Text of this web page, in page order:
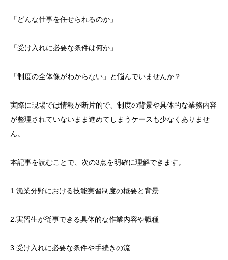
「どんな仕事を任せられるのか」
「受け入れに必要な条件は何か」
「制度の全体像がわからない」と悩んでいませんか？
実際に現場では情報が断片的で、制度の背景や具体的な業務内容
が整理されていないまま進めてしまうケースも少なくありませ
ん。
本記事を読むことで、次の3点を明確に理解できます。
1.漁業分野における技能実習制度の概要と背景
2.実習生が従事できる具体的な作業内容や職種
3.受け入れに必要な条件や手続きの流